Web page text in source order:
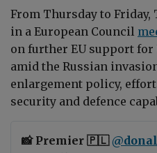
From Thursday to
in a European Council
on further EU support
amid the Russian
enlargement policy,
security and defence
📸 Premier 🇵🇱